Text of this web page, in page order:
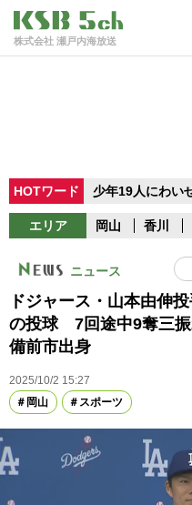
株式会社 瀬戸内海放送
HOTワード 少年19人にわい
エリア 岡山 香川
ニュース
ドジャース・山本由伸
の投球 7回途中9奪三
備前市出身
2025/10/2 15:27
岡山
スポーツ